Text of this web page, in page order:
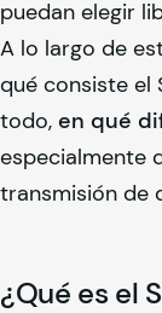
puedan elegir
A lo largo de
qué consiste el
todo, en qué
especialmente
transmisión de
¿Qué es el